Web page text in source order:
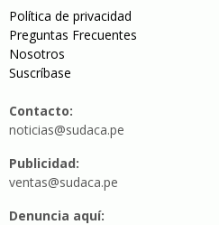
Política de privacidad
Preguntas Frecuentes
Nosotros
Suscríbase
Contacto:
noticias@sudaca.pe
Publicidad:
ventas@sudaca.pe
Denuncia aquí: